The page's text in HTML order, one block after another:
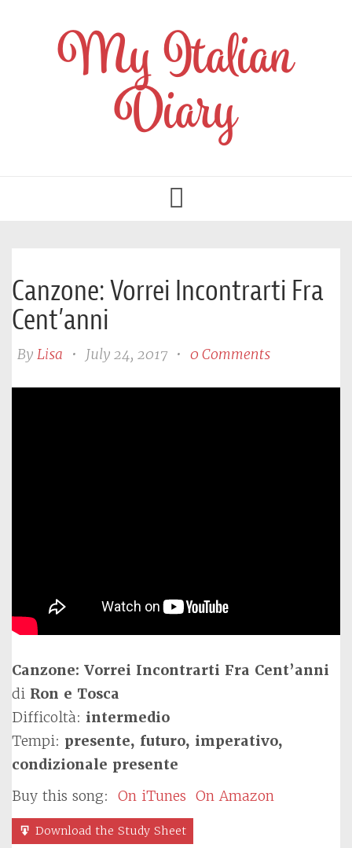
My Italian
Diary
Toggle
navigation
Canzone: Vorrei Incontrarti Fra
Cent’anni
By Lisa • July 24, 2017 • 0 Comments
Canzone: Vorrei Incontrarti Fra Cent’anni
di Ron e Tosca
Difficoltà: intermedio
Tempi: presente, futuro, imperativo,
condizionale presente
Buy this song: On iTunes On Amazon
Download the Study Sheet